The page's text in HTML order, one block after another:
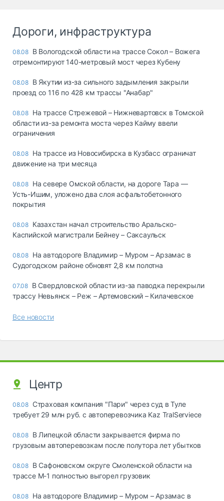
Дороги, инфраструктура
08.08 В Вологодской области на трассе Сокол – Вожега
отремонтируют 140-метровый мост через Кубену
08.08 В Якутии из-за сильного задымления закрыли
проезд со 116 по 428 км трассы "Анабар"
08.08 На трассе Стрежевой – Нижневартовск в Томской
области из-за ремонта моста через Кайму ввели
ограничения
08.08 На трассе из Новосибирска в Кузбасс ограничат
движение на три месяца
08.08 На севере Омской области, на дороге Тара —
Усть-Ишим, уложено два слоя асфальтобетонного
покрытия
08.08 Казахстан начал строительство Аральско-
Каспийской магистрали Бейнеу – Саксаульск
08.08 На автодороге Владимир – Муром – Арзамас в
Судогодском районе обновят 2,8 км полотна
07.08 В Свердловской области из-за паводка перекрыли
трассу Невьянск – Реж – Артемовский – Килачевское
Все новости
Центр
08.08 Страховая компания "Пари" через суд в Туле
требует 29 млн руб. с автоперевозчика Kaz TralServiece
08.08 В Липецкой области закрывается фирма по
грузовым автоперевозкам после полутора лет убытков
08.08 В Сафоновском округе Смоленской области на
трассе М-1 полностью выгорел грузовик
08.08 На автодороге Владимир – Муром – Арзамас в